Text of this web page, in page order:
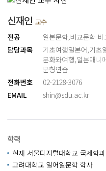
신재인 교수
전공
일본문학,비교문학
담당과목
기초여행일본어,기초
문화와여행,일본애니
문형연습
전화번호
02-2128-3076
EMAIL
shin@sdu.ac.kr
학력
현재 서울디지털대학교 국제학
고려대학교 일어일문학 학사